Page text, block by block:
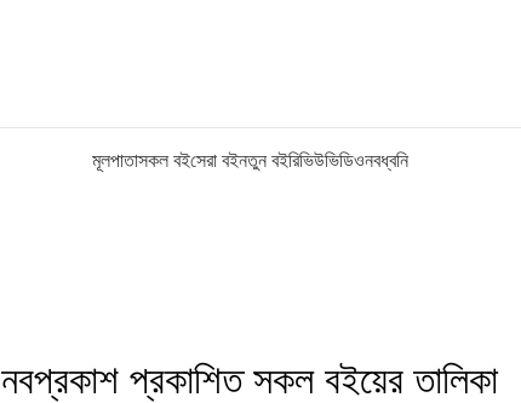
মূলপাতাসকল বইসেরা বইনতুন বইরিভিউভিডিওনবধ্বনি
নবপ্রকাশ প্রকাশিত সকল বইয়ের তালিকা